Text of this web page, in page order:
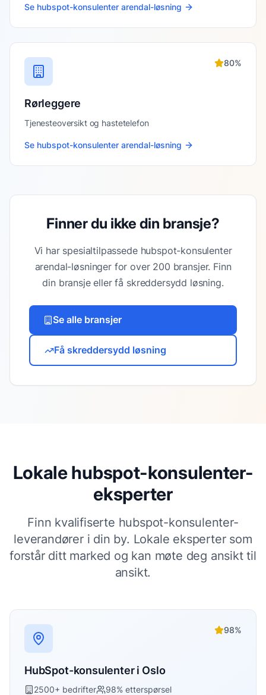
Se hubspot-konsulenter arendal-løsning
80%
Rørleggere
Tjenesteoversikt og hastetelefon
Se hubspot-konsulenter arendal-løsning
Finner du ikke din bransje?
Vi har spesialtilpassede hubspot-konsulenter
arendal-løsninger for over 200 bransjer. Finn
din bransje eller få skreddersydd løsning.
Se alle bransjer
Få skreddersydd løsning
Lokalehubspot-konsulenter-
eksperter
Finn kvalifiserte hubspot-konsulenter-
leverandører i din by. Lokale eksperter som
forstår ditt marked og kan møte deg ansikt til
ansikt.
98%
HubSpot-konsulenteri Oslo
2500+ bedrifter 98% etterspørsel